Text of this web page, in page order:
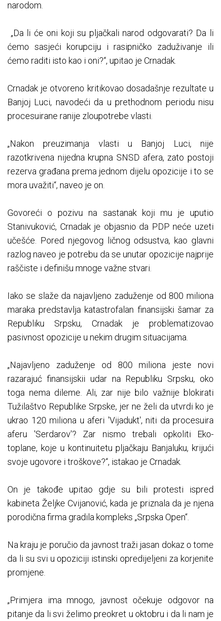
narodom.
„Da li će oni koji su pljačkali narod odgovarati? Da li
ćemo sasjeći korupciju i rasipničko zaduživanje ili
ćemo raditi isto kao i oni?“, upitao je Crnadak.
Crnadak je otvoreno kritikovao dosadašnje rezultate u
Banjoj Luci, navodeći da u prethodnom periodu nisu
procesuirane ranije zloupotrebe vlasti.
„Nakon preuzimanja vlasti u Banjoj Luci, nije
razotkrivena nijedna krupna SNSD afera, zato postoji
rezerva građana prema jednom dijelu opozicije i to se
mora uvažiti“, naveo je on.
Govoreći o pozivu na sastanak koji mu je uputio
Stanivuković, Crnadak je objasnio da PDP neće uzeti
učešće. Pored njegovog ličnog odsustva, kao glavni
razlog naveo je potrebu da se unutar opozicije najprije
raščiste i definišu mnoge važne stvari.
Iako se slaže da najavljeno zaduženje od 800 miliona
maraka predstavlja katastrofalan finansijski šamar za
Republiku Srpsku, Crnadak je problematizovao
pasivnost opozicije u nekim drugim situacijama.
„Najavljeno zaduženje od 800 miliona jeste novi
razarajuć finansijskii udar na Republiku Srpsku, oko
toga nema dileme. Ali, zar nije bilo važnije blokirati
Tužilaštvo Republike Srpske, jer ne želi da utvrdi ko je
ukrao 120 miliona u aferi 'Vijadukt', niti da procesuira
aferu 'Serdarov'? Zar nismo trebali opkoliti Eko-
toplane, koje u kontinuitetu pljačkaju Banjaluku, krijući
svoje ugovore i troškove?“, istakao je Crnadak.
On je takođe upitao gdje su bili protesti ispred
kabineta Željke Cvijanović, kada je priznala da je njena
porodična firma gradila kompleks „Srpska Open“.
Na kraju je poručio da javnost traži jasan dokaz o tome
da li su svi u opoziciji istinski opredijeljeni za korjenite
promjene.
„Primjera ima mnogo, javnost očekuje odgovor na
pitanje da li svi želimo preokret u oktobru i da li nam je